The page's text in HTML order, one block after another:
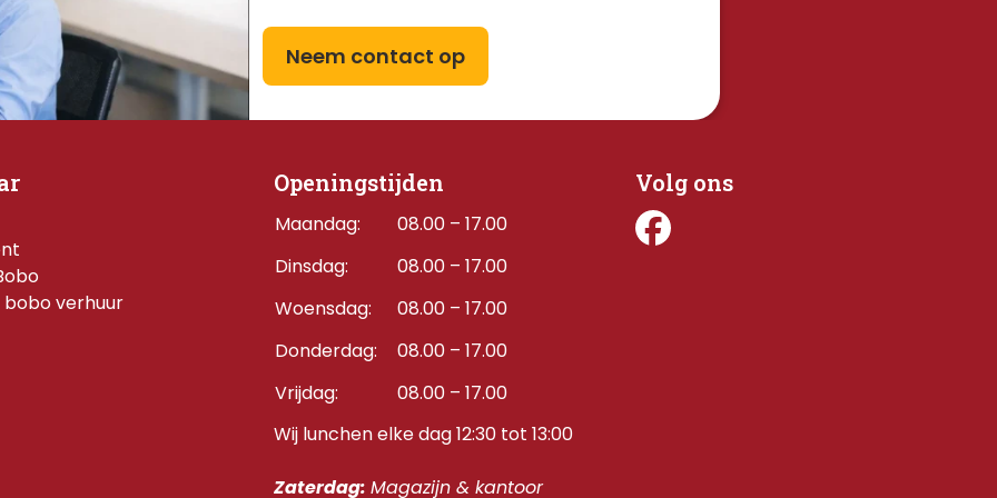
Neem contact op
verhuur
Openingstijden
Maandag:
08.00 – 17.00
Dinsdag:
08.00 – 17.00
Woensdag:
08.00 – 17.00
Donderdag: 08.00 – 17.00
Vrijdag:
08.00 – 17.00
Wij lunchen elke dag 12:30 tot 13:00
Zaterdag: Magazijn & kantoor
Volg ons